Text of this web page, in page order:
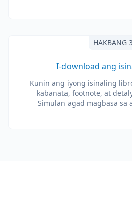
HAKBANG 3
I-download ang
Kunin ang iyong isinaling
kabanata, footnote, at
Simulan agad magbasa sa